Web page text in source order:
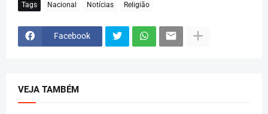
Tags Nacional Notícias Religião
Facebook
VEJA TAMBÉM